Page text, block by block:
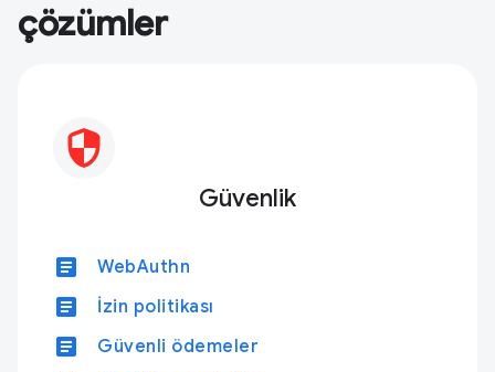
çözümler
Güvenlik
article WebAuthn
article İzin politikası
article Güvenli ödemeler